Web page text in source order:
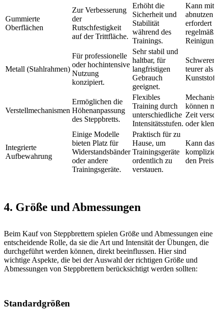
Gummierte
Oberflächen
Zur Verbesserung
der
Rutschfestigkeit
auf der Trittfläche.
Erhöht die
Sicherheit und
Stabilität
während des
Trainings.
Kann mit
abnutzen
erfordert
Metall (Stahlrahmen)
Für professionelle
oder hochintensive
Nutzung
konzipiert.
Sehr stabil und
haltbar, für
langfristigen
Gebrauch
geeignet.
Schwerer
teurer als
Verstellmechanismen
Ermöglichen die
Höhenanpassung
des Steppbretts.
Flexibles
Training durch
unterschiedliche
Intensitätsstufen.
können
Zeit
oder
Integrierte
Aufbewahrung
Einige Modelle
bieten Platz für
Widerstandsbänder
oder andere
Trainingsgeräte.
Praktisch für zu
Hause, um
Trainingsgeräte
ordentlich zu
verstauen.
Kann das
den Preis
4. Größe und Abmessungen
Beim Kauf von Steppbrettern spielen Größe und Abmessungen eine
entscheidende Rolle, da sie die Art und Intensität der Übungen, die
durchgeführt werden können, direkt beeinflussen. Hier sind
wichtige Aspekte, die bei der Auswahl der richtigen Größe und
Abmessungen von Steppbrettern berücksichtigt werden sollten:
Standardgrößen